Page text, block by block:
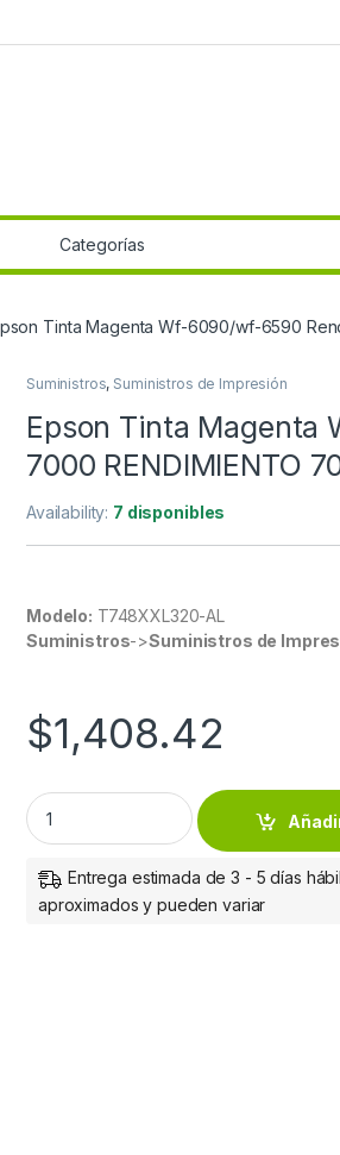
Tinta Magenta Wf-6090/wf-6590
Suministros, Suministros de Impresión
Epson Tinta
7000 RENDIMIENTO
Availability: 7 disponibles
Modelo: T748XXL320-AL
Suministros->Suministros de
$1,408.42
Epson Tinta Magenta Wf-6090/wf-
Entrega estimada de 3 - 5 días
aproximados y pueden variar